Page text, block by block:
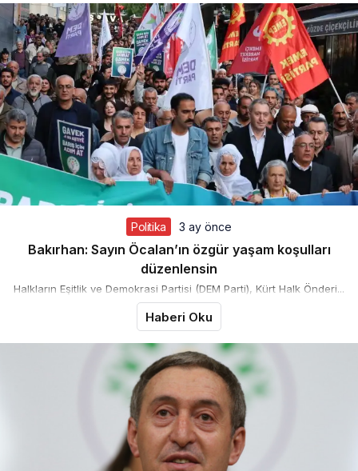
Politika 3 ay önce
Bakırhan: Sayın Öcalan’ın özgür yaşam koşulları
düzenlensin
Halkların Eşitlik ve Demokrasi Partisi (DEM Parti), Kürt Halk Önderi...
Haberi Oku